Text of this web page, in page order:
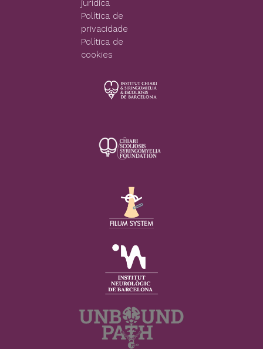
jurídica
Política de
privacidade
Política de
cookies